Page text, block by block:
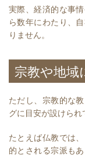
実際、経済的な事
ら数年にわたり、
りません。
宗教や地域
ただし、宗教的な
グに目安が設けられ
たとえば仏教では
的とされる宗派も